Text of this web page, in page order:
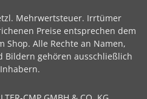
Mehrwertsteuer. Irrtümer
Preise entsprechen dem
Shop. Alle Rechte an Namen,
Bildern gehören ausschließlich